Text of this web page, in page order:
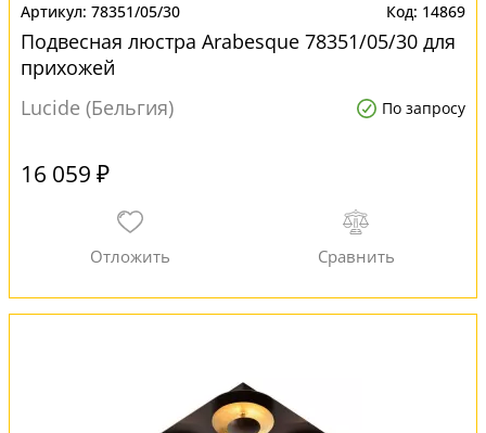
78351/05/30 14869
Подвесная люстра Arabesque 78351/05/30 для
прихожей
Lucide (Бельгия)
По запросу
16 059 ₽